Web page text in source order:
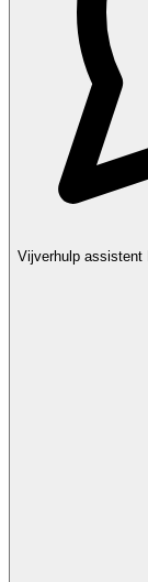
Vijverhulp assistent